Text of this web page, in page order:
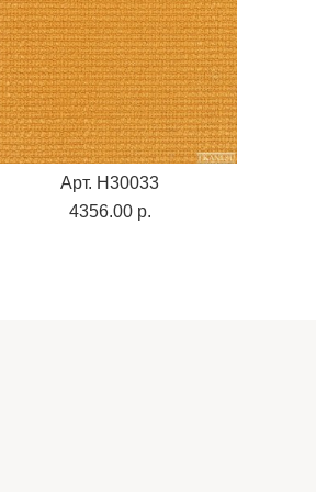
Арт. H30033
4356.00 p.